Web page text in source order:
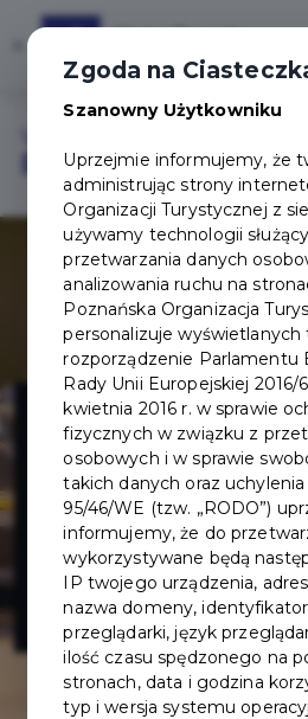
Szybciej, wygodniej, zawsze
Cztery
Roku -
Vivaldi
Zgoda na
Szanowny Użytkowniku
Uprzejmie informujemy, że
administrując strony
Organizacji Turystycznej z
używamy technologii
przetwarzania danych
analizowania ruchu na
Poznańska Organizacja
personalizuje wyświetlanych
rozporządzenie Parlamentu
Rady Unii Europejskiej 2016/
kwietnia 2016 r. w sprawie
fizycznych w związku z
osobowych i w sprawie
takich danych oraz
95/46/WE (tzw. „RODO”)
informujemy, że do
wykorzystywane będą
IP twojego urządzenia,
nazwa domeny,
przeglądarki, język
ilość czasu spędzonego na
stronach, data i godzina
typ i wersja systemu